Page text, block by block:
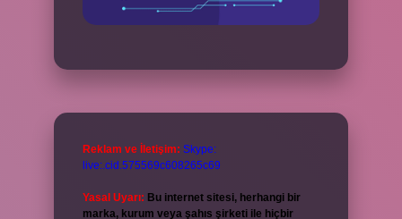
Reklam ve İletişim: Skype:
live:.cid.575569c608265c69
Yasal Uyarı: Bu internet sitesi, herhangi bir
marka, kurum veya şahıs şirketi ile hiçbir